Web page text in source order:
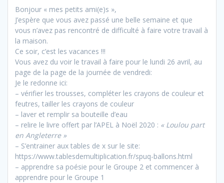
Bonjour « mes petits ami(e)s »,
J’espère que vous avez passé une belle semaine et que
vous n’avez pas rencontré de difficulté à faire votre travail à
la maison.
Ce soir, c’est les vacances !!!
Vous avez du voir le travail à faire pour le lundi 26 avril, au
page de la page de la journée de vendredi:
Je le redonne ici:
– vérifier les trousses, compléter les crayons de couleur et
feutres, tailler les crayons de couleur
– laver et remplir sa bouteille d’eau
– relire le livre offert par l’APEL à Noël 2020 : « Loulou part
en Angleterre »
– S’entrainer aux tables de x sur le site:
https://www.tablesdemultiplication.fr/spuq-ballons.html
– apprendre sa poésie pour le Groupe 2 et commencer à
apprendre pour le Groupe 1